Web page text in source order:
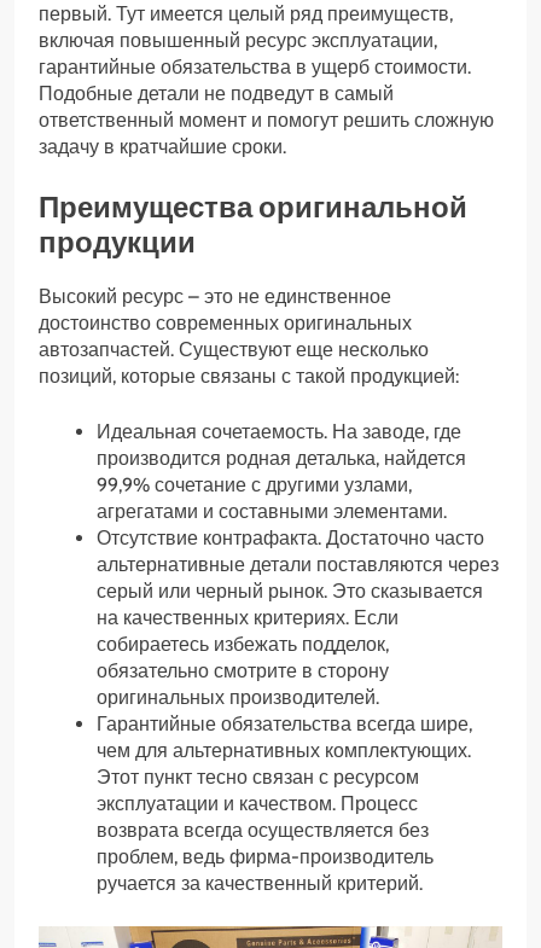
первый. Тут имеется целый ряд преимуществ,
включая повышенный ресурс эксплуатации,
гарантийные обязательства в ущерб стоимости.
Подобные детали не подведут в самый
ответственный момент и помогут решить сложную
задачу в кратчайшие сроки.
Преимущества оригинальной
продукции
Высокий ресурс – это не единственное
достоинство современных оригинальных
автозапчастей. Существуют еще несколько
позиций, которые связаны с такой продукцией:
Идеальная сочетаемость. На заводе, где
производится родная деталька, найдется
99,9% сочетание с другими узлами,
агрегатами и составными элементами.
Отсутствие контрафакта. Достаточно часто
альтернативные детали поставляются через
серый или черный рынок. Это сказывается
на качественных критериях. Если
собираетесь избежать подделок,
обязательно смотрите в сторону
оригинальных производителей.
Гарантийные обязательства всегда шире,
чем для альтернативных комплектующих.
Этот пункт тесно связан с ресурсом
эксплуатации и качеством. Процесс
возврата всегда осуществляется без
проблем, ведь фирма-производитель
ручается за качественный критерий.